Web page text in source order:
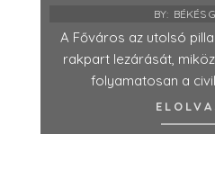
BY: BÉKÉS
A Főváros az utolsó
rakpart lezárását,
folyamatosan a